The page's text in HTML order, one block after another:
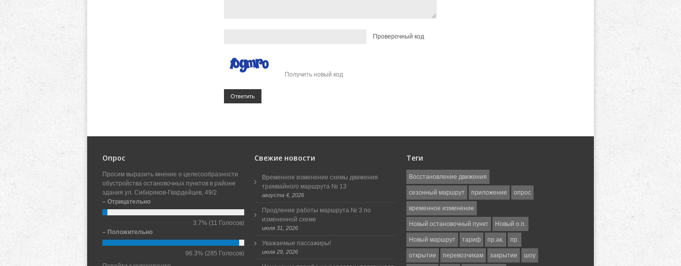
Проверочный код
Получить новый код
Ответить
Опрос
Просим выразить мнение о целесообразности
обустройства остановочных пунктов в районе
здания ул. Сибиряков-Гвардейцев, 49/2
– Отрицательно
3.7% (11 Голосов)
– Положительно
96.3% (285 Голосов)
Свежие новости
Временное изменение схемы движения
трамвайного маршрута № 13
августа 4, 2026
Продление работы маршрута № 3 по
измененной схеме
июля 31, 2026
Уважаемые пассажиры!
июля 29, 2026
Теги
Восстановление движения
сезонный маршрут приложение опрос
временное изменение
Новый остановочный пункт Новый о.п.
Новый маршрут тариф пр.ак. пр.
открытие перевозчикам закрытие шоу